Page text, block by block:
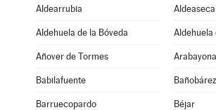
Aldearrubia
Aldehuela de la Bóveda Aldehuela
Añover de Tormes
Babilafuente Bañobárez
Barruecopardo Béjar